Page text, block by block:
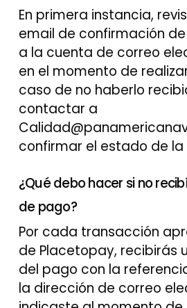
En primera instancia,
email de confirmación
a la cuenta de correo
en el momento de
caso de no haberlo
contactar a
confirmar el estado de
¿Qué debo hacer si no
de pago?
Por cada transacción
de Placetopay, recibirás
del pago con la
la dirección de correo